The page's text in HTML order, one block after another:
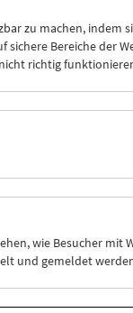
Reidemeister –
zu machen, indem
Bereiche der
richtig
wie Besucher mit
und gemeldet